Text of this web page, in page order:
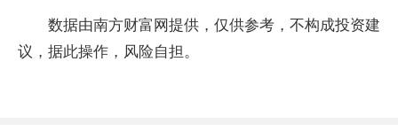
数据由南方财富网提供，仅供参考，不构成投资建
议，据此操作，风险自担。